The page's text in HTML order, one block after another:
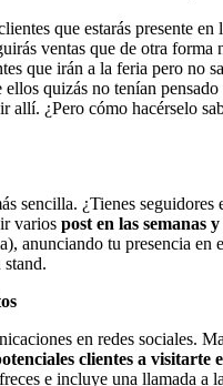
que estarás presente en
ventas que de otra forma
que irán a la feria pero no
quizás no tenían
allí. ¿Pero cómo hacérselo
sencilla. ¿Tienes seguidores
varios post en las semanas
anunciando tu presencia en
stand.
en redes sociales.
clientes a visitarte
e incluye una llamada a